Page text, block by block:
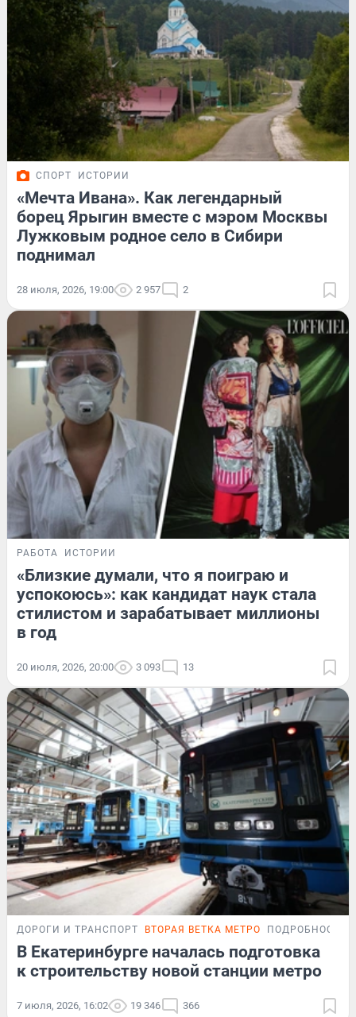
СПОРТ ИСТОРИИ
«Мечта Ивана». Как легендарный
борец Ярыгин вместе с мэром Москвы
Лужковым родное село в Сибири
поднимал
28 июля, 2026, 19:00 2 957 2
РАБОТА ИСТОРИИ
«Близкие думали, что я поиграю и
успокоюсь»: как кандидат наук стала
стилистом и зарабатывает миллионы
в год
20 июля, 2026, 20:00 3 093 13
ДОРОГИ И ТРАНСПОРТ ВТОРАЯ ВЕТКА МЕТРО ПОДРОБНОСТИ
В Екатеринбурге началась подготовка
к строительству новой станции метро
7 июля, 2026, 16:02 19 346 366